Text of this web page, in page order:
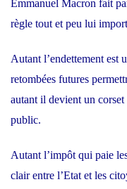
Emmanuel Macron fait
règle tout et peu lui
Autant l’endettement est
retombées futures
autant il devient un
public.
Autant l’impôt qui paie
clair entre l’Etat et les